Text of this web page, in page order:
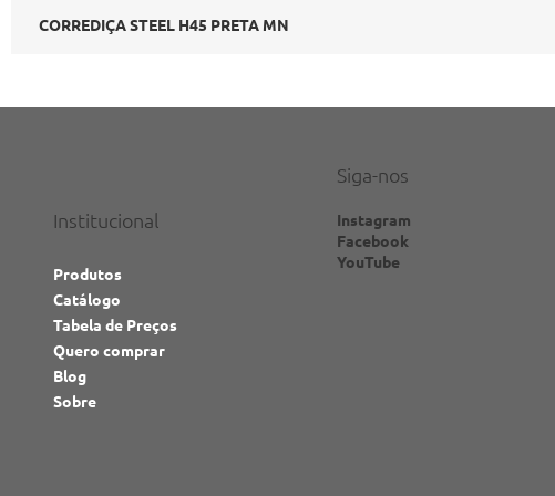
CORREDIÇA STEEL H45 PRETA MN
Institucional
Produtos
Catálogo
Tabela de Preços
Quero comprar
Blog
Sobre
Siga-nos
Instagram
Facebook
YouTube